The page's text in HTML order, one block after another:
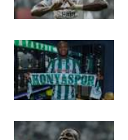
أمم إفريقيا
كرة السلة الأمريكية
كرة سلة
كرة طائرة